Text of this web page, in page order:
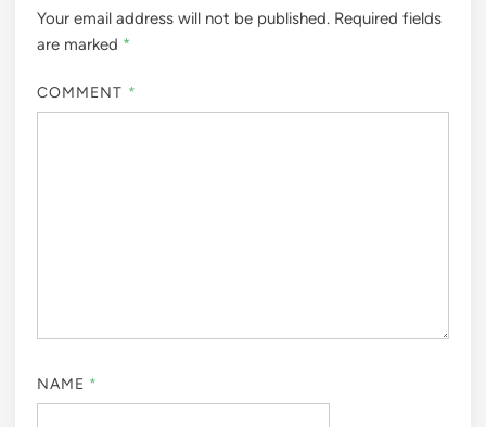
Your email address will not be published. Required fields
are marked *
COMMENT *
NAME *